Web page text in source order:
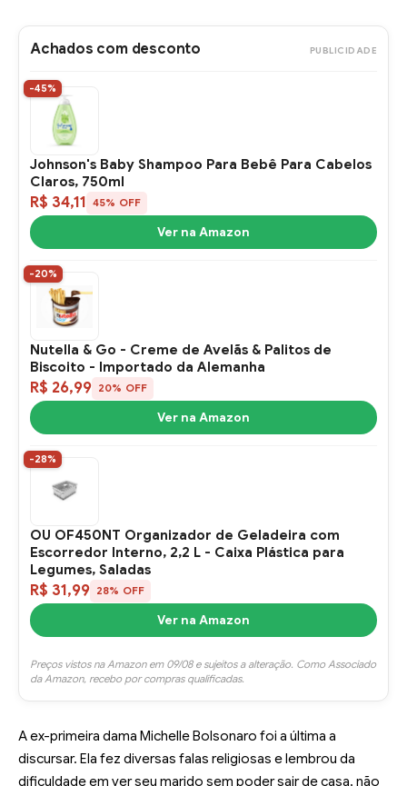
Achados com desconto PUBLICIDADE
-45%
Johnson's Baby Shampoo Para Bebê Para Cabelos
Claros, 750ml
R$ 34,11 45% OFF
Ver na Amazon
-20%
Nutella & Go - Creme de Avelãs & Palitos de
Biscoito - Importado da Alemanha
R$ 26,99 20% OFF
Ver na Amazon
-28%
OU OF450NT Organizador de Geladeira com
Escorredor Interno, 2,2 L - Caixa Plástica para
Legumes, Saladas
R$ 31,99 28% OFF
Ver na Amazon
Preços vistos na Amazon em 09/08 e sujeitos a alteração. Como Associado
da Amazon, recebo por compras qualificadas.
A ex-primeira dama Michelle Bolsonaro foi a última a
discursar. Ela fez diversas falas religiosas e lembrou da
dificuldade em ver seu marido sem poder sair de casa, não